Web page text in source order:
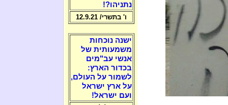
נתניהו?!
ו' בתשרי/ 12.9.21
ישנה נוכחות
משמעותית של
אנשי עב"מים
בכדור הארץ:
לשמור על העולם,
על ארץ ישראל
ועם ישראל!